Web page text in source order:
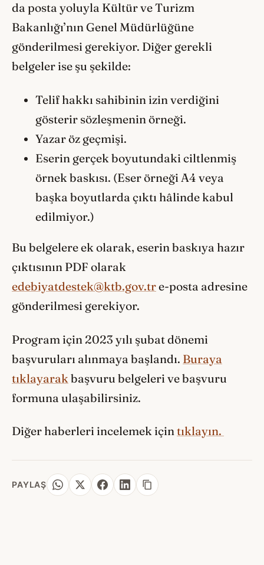
da posta yoluyla Kültür ve Turizm
Bakanlığı’nın Genel Müdürlüğüne
gönderilmesi gerekiyor. Diğer gerekli
belgeler ise şu şekilde:
Telif hakkı sahibinin izin verdiğini
gösterir sözleşmenin örneği.
Yazar öz geçmişi.
Eserin gerçek boyutundaki ciltlenmiş
örnek baskısı. (Eser örneği A4 veya
başka boyutlarda çıktı hâlinde kabul
edilmiyor.)
Bu belgelere ek olarak, eserin baskıya hazır
çıktısının PDF olarak
edebiyatdestek@ktb.gov.tre-posta adresine
gönderilmesi gerekiyor.
Program için 2023 yılı şubat dönemi
başvuruları alınmaya başlandı. Buraya
tıklayarakbaşvuru belgeleri ve başvuru
formuna ulaşabilirsiniz.
Diğer haberleri incelemek içintıklayın.
PAYLAŞ